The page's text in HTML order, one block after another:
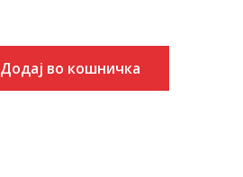
Додај во кошничка